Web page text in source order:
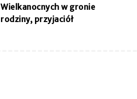
Wielkanocnych w gronie
rodziny, przyjaciół